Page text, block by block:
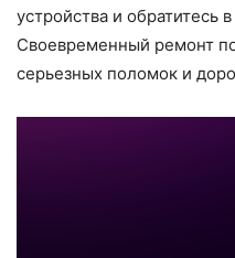
устройства и обратитесь
Своевременный ремонт
серьезных поломок и